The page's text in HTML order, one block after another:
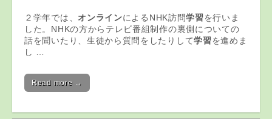
２学年では、 オンラインによるNHK訪問学習を行いま
した。NHKの方からテレビ番組制作の裏側についての
話を聞いたり、生徒から質問をしたりして学習を進めま
し …
Read more →